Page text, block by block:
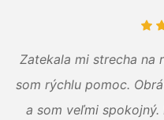
Zatekala mi strecha na
som rýchlu pomoc.
a som veľmi